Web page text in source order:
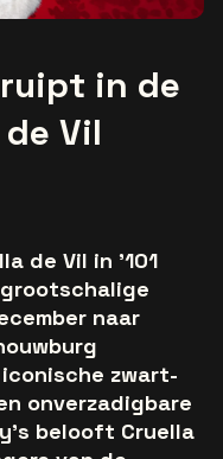
in de
Vil
de Vil in '101
naar
zwart-
onverzadigbare
belooft Cruella